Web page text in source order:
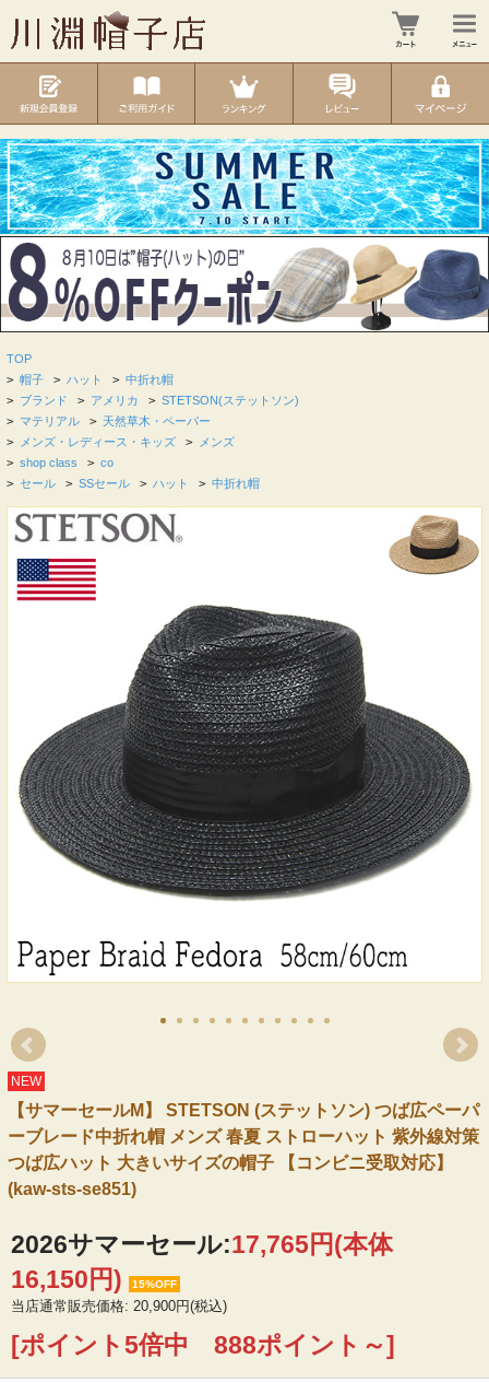
TOP
> 帽子 > ハット > 中折れ帽
> ブランド > アメリカ > STETSON(ステットソン)
> マテリアル > 天然草木・ペーパー
> メンズ・レディース・キッズ > メンズ
> shop class > co
> セール > SSセール > ハット > 中折れ帽
NEW
【サマーセールM】 STETSON (ステットソン) つば広ペーパ
ーブレード中折れ帽 メンズ 春夏 ストローハット 紫外線対策
つば広ハット 大きいサイズの帽子 【コンビニ受取対応】
(kaw-sts-se851)
2026サマーセール:17,765円(本体
16,150円)
15%OFF
当店通常販売価格: 20,900円(税込)
[ポイント5倍中 888ポイント～]